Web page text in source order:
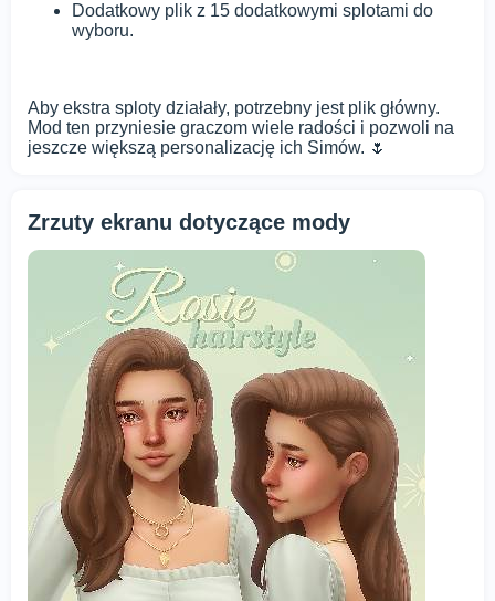
Dodatkowy plik z 15 dodatkowymi splotami do
wyboru.
Aby ekstra sploty działały, potrzebny jest plik główny.
Mod ten przyniesie graczom wiele radości i pozwoli na
jeszcze większą personalizację ich Simów. 🌷
Zrzuty ekranu dotyczące mody